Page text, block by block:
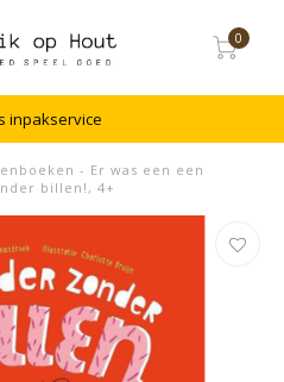
0
inpakservice
- Er was een een
billen!, 4+